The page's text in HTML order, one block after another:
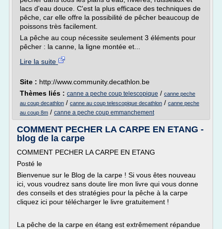
lacs d'eau douce. C'est la plus efficace des techniques de
pêche, car elle offre la possibilité de pêcher beaucoup de
poissons très facilement.
La pêche au coup nécessite seulement 3 éléments pour
pêcher : la canne, la ligne montée et...
Lire la suite
Site : http://www.community.decathlon.be
Thèmes liés : canne a peche coup telescopique / canne peche
au coup decathlon / canne au coup telescopique decathlon / canne peche
au coup 8m / canne a peche coup emmanchement
COMMENT PECHER LA CARPE EN ETANG -
blog de la carpe
COMMENT PECHER LA CARPE EN ETANG
Posté le
Bienvenue sur le Blog de la carpe ! Si vous êtes nouveau
ici, vous voudrez sans doute lire mon livre qui vous donne
des conseils et des stratégies pour la pêche à la carpe
cliquez ici pour télécharger le livre gratuitement !
La pêche de la carpe en étang est extrêmement répandue